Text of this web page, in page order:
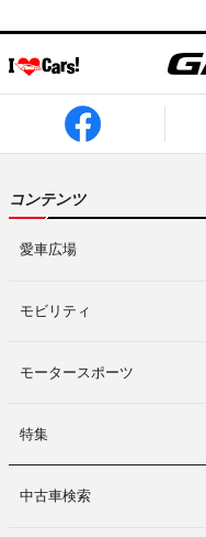
コンテンツ
愛車広場
モビリティ
モータースポーツ
特集
中古車検索